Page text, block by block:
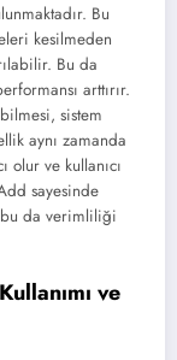
Bu
kesilmeden
Bu da
arttırır.
sistem
aynı zamanda
olur ve kullanıcı
sayesinde
da verimliliği
ve